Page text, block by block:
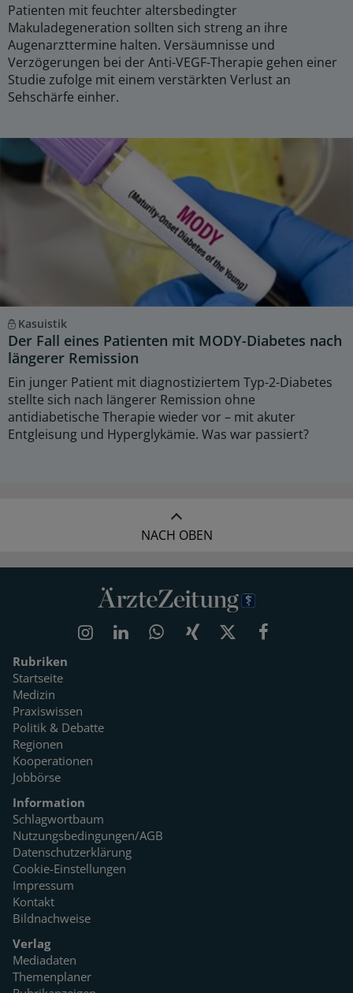
Patienten mit feuchter altersbedingter
Makuladegeneration sollten sich streng an ihre
Augenarzttermine halten. Versäumnisse und
Verzögerungen bei der Anti-VEGF-Therapie gehen einer
Studie zufolge mit einem verstärkten Verlust an
Sehschärfe einher.
Kasuistik
Der Fall eines Patienten mit MODY-Diabetes nach
längerer Remission
Ein junger Patient mit diagnostiziertem Typ-2-Diabetes
stellte sich nach längerer Remission ohne
antidiabetische Therapie wieder vor – mit akuter
Entgleisung und Hyperglykämie. Was war passiert?
NACH OBEN
Rubriken
Startseite
Medizin
Praxiswissen
Politik & Debatte
Regionen
Kooperationen
Jobbörse
Information
Schlagwortbaum
Nutzungsbedingungen/AGB
Datenschutzerklärung
Cookie-Einstellungen
Impressum
Kontakt
Bildnachweise
Verlag
Mediadaten
Themenplaner